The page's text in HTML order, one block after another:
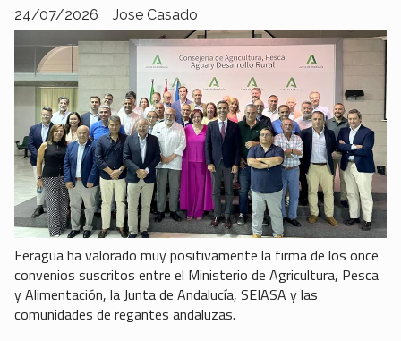
Jose Casado
24/07/2026
Feragua ha valorado muy positivamente la firma de los once
convenios suscritos entre el Ministerio de Agricultura, Pesca
y Alimentación, la Junta de Andalucía, SEIASA y las
comunidades de regantes andaluzas.